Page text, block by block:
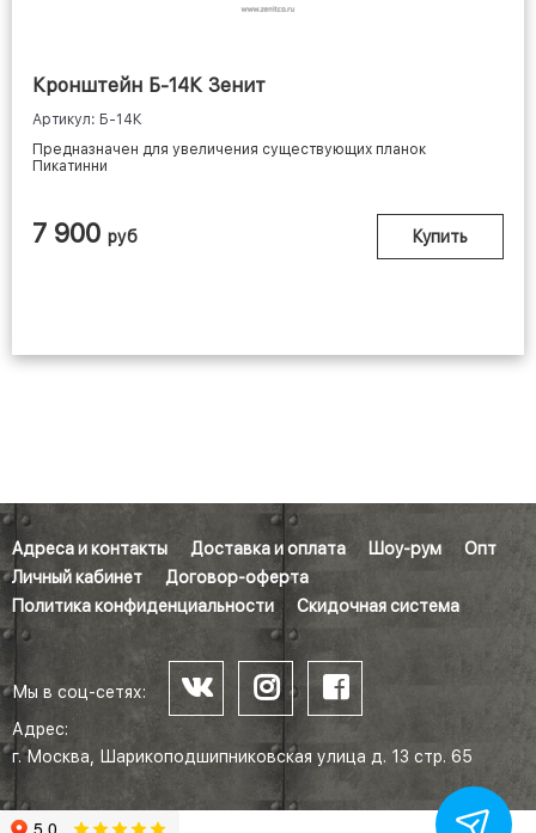
Кронштейн Б-14К Зенит
Артикул: Б-14К
Предназначен для увеличения существующих планок
Пикатинни
7 900 руб Купить
Адреса и контакты Доставка и оплата Шоу-рум
Опт
Личный кабинет
Договор-оферта
Политика конфиденциальности
Скидочная система
Мы в соц-сетях:
Адрес:
г. Москва, Шарикоподшипниковская улица д. 13 стр. 65